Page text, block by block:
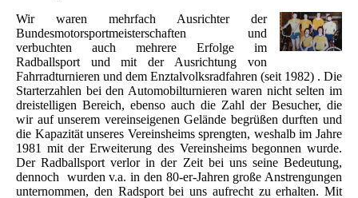
Wir waren mehrfach Ausrichter der
Bundesmotorsportmeisterschaften und
verbuchten auch mehrere Erfolge im
Radballsport und mit der Ausrichtung von
Fahrradturnieren und dem Enztalvolksradfahren (seit 1982) . Die
Starterzahlen bei den Automobilturnieren waren nicht selten im
dreistelligen Bereich, ebenso auch die Zahl der Besucher, die
wir auf unserem vereinseigenen Gelände begrüßen durften und
die Kapazität unseres Vereinsheims sprengten, weshalb im Jahre
1981 mit der Erweiterung des Vereinsheims begonnen wurde.
Der Radballsport verlor in der Zeit bei uns seine Bedeutung,
dennoch wurden v.a. in den 80-er-Jahren große Anstrengungen
unternommen, den Radsport bei uns aufrecht zu erhalten. Mit